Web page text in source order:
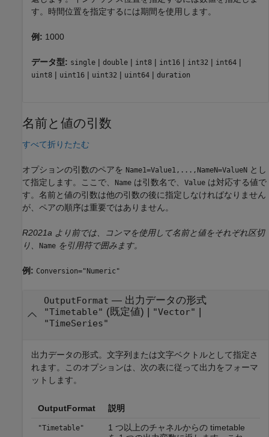
す。時間位置を指定するには期間を使用します。
例: 1000
データ型: single | double | int8 | int16 | int32 | int64 |
uint8 | uint16 | uint32 | uint64 | duration
名前と値の引数
すべて折りたたむ
オプションの引数のペアを Name1=Value1,...,NameN=ValueN とし
て指定します。ここで、
Name は引数名で、 Value は対応する値で
す。名前と値の引数は他の引数の後に指定しなければなりません
が、ペアの順序は重要ではありません。
R2021a より前では、コンマを使用して名前と値をそれぞれ区切
り、
Name を引用符で囲みます。
例: Conversion="Numeric"
OutputFormat — 出力データの形式
"Timetable" (既定値) | "Vector" |
"TimeSeries"
出力データの形式。文字列または文字ベクトルとして指定さ
れます。このオプションは、次の表に従って出力をフォーマ
ットします。
OutputFormat 説明
"Timetable"
1 つ以上のチャネルからの timetable